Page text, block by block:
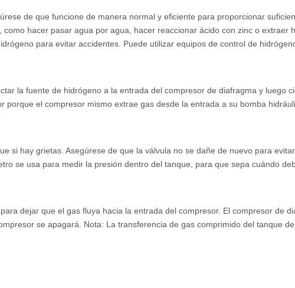
de que funcione de manera normal y eficiente para proporcionar
hacer pasar agua por agua, hacer reaccionar ácido con zinc o
para evitar accidentes. Puede utilizar equipos de control de
la fuente de hidrógeno a la entrada del compresor de diafragma y luego
porque el compresor mismo extrae gas desde la entrada a su bomba
si hay grietas. Asegúrese de que la válvula no se dañe de nuevo para
se usa para medir la presión dentro del tanque, para que sepa cuándo
dejar que el gas fluya hacia la entrada del compresor. El compresor de
se apagará. Nota: La transferencia de gas comprimido del tanque